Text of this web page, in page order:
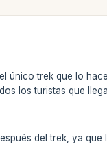
único trek que lo
los turistas que
del trek, ya que